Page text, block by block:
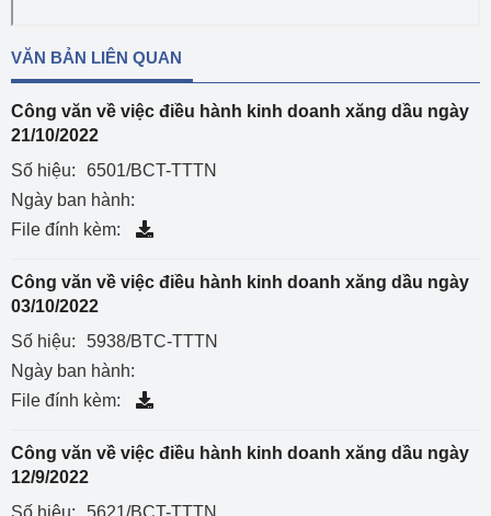
VĂN BẢN LIÊN QUAN
Công văn về việc điều hành kinh doanh xăng dầu ngày
21/10/2022
Số hiệu:
6501/BCT-TTTN
Ngày ban hành:
File đính kèm:
Công văn về việc điều hành kinh doanh xăng dầu ngày
03/10/2022
Số hiệu:
5938/BTC-TTTN
Ngày ban hành:
File đính kèm:
Công văn về việc điều hành kinh doanh xăng dầu ngày
12/9/2022
Số hiệu:
5621/BCT-TTTN